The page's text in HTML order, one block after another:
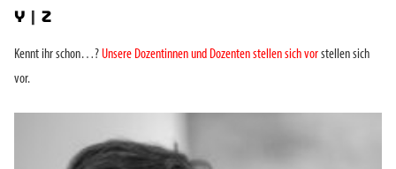
Y | Z
Kennt ihr schon…? Unsere Dozentinnen und Dozenten stellen sich vorstellen sich
vor.